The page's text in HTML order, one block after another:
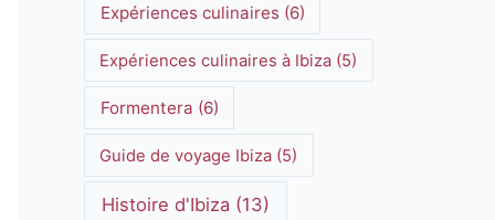
Expériences culinaires(6)
Expériences culinaires à Ibiza (5)
Formentera (6)
Guide de voyage Ibiza (5)
Histoire d'Ibiza (13)